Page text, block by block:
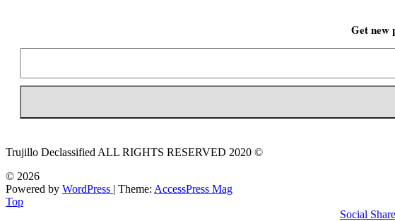
Get new
Trujillo Declassified ALL RIGHTS RESERVED 2020 ©
© 2026
Powered by WordPress | Theme: AccessPress Mag
Top
Social